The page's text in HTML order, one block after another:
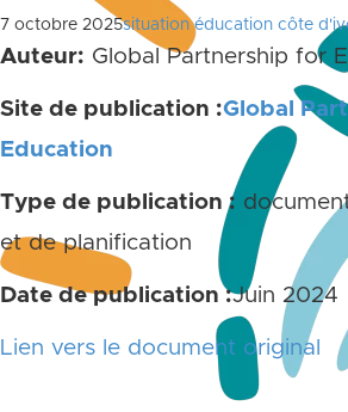
7 octobre 2025situation éducation côte
Auteur: Global Partnership for
Site de publication :Global
Education
Type de publication :
et de planification
Date de publication :Juin 2024
Lien vers le document original